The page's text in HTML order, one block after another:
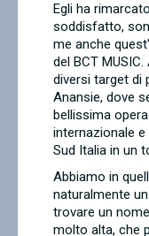
Egli ha
soddisfatto,
me anche
del BCT
diversi target di
Anansie, dove
bellissima
internazionale
Sud Italia in un
Abbiamo in
naturalmente
trovare un
molto alta, che